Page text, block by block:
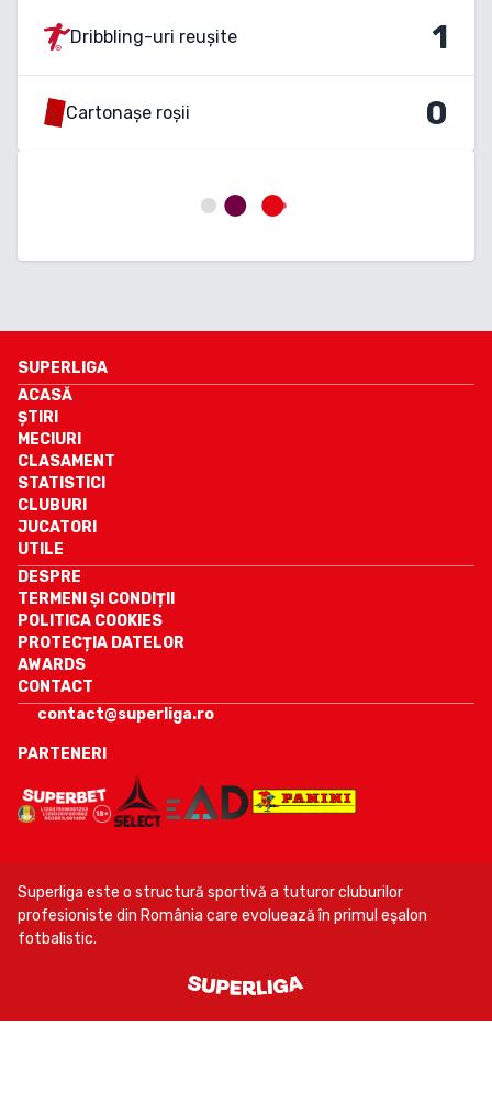
Dribbling-uri reușite 1
Cartonașe roșii 0
SUPERLIGA
ACASĂ
ȘTIRI
MECIURI
CLASAMENT
STATISTICI
CLUBURI
JUCATORI
UTILE
DESPRE
TERMENI ȘI CONDIȚII
POLITICA COOKIES
PROTECȚIA DATELOR
AWARDS
CONTACT
contact@superliga.ro
PARTENERI
Superliga este o structură sportivă a tuturor cluburilor
profesioniste din România care evoluează în primul eşalon
fotbalistic.